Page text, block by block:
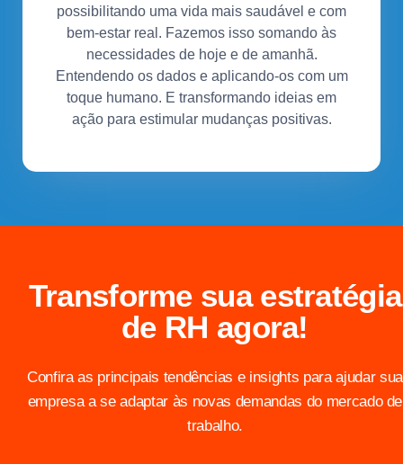
possibilitando uma vida mais saudável e com
bem-estar real. Fazemos isso somando às
necessidades de hoje e de amanhã.
Entendendo os dados e aplicando-os com um
toque humano. E transformando ideias em
ação para estimular mudanças positivas.
Transforme sua estratégia
de RH agora!
Confira as principais tendências e insights para ajudar sua
empresa a se adaptar às novas demandas do mercado de
trabalho.